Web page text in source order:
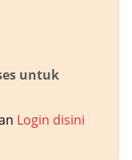
untuk
Login disini